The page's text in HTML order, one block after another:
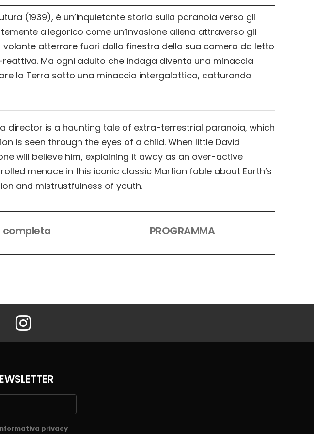
(1939), è un’inquietante storia sulla paranoia verso gli
allegorico come un’invasione aliena attraverso gli
volante atterrare fuori dalla finestra della sua camera da letto
Ma ogni adulto che indaga diventa una minaccia
la Terra sotto una minaccia intergalattica, catturando
director is a haunting tale of extra-terrestrial paranoia, which
is seen through the eyes of a child. When little David
will believe him, explaining it away as an over-active
menace in this iconic classic Martian fable about Earth’s
and mistrustfulness of youth.
completa PROGRAMMA
Instagram
privacy